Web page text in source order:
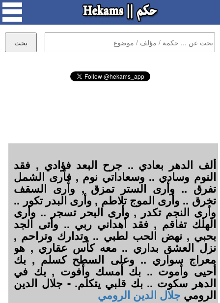
ألف الدهر بعادي .. جرح البعد فؤادي , فقد
النوم وسادي .. وسعاداتي نوم , فأرى الشمل
تفرق .. وأرى الستر تمزق , وأرى السقف
تخرق .. وأرى الموج تلاطم , وأرى البدر تكور ..
وأرى النجم تكدر , وأرى البحر تسجر .. وأرى
الهلك تفاقم , فقد أهداني ربي .. وأتى الجد
بحبي , نهض الحب لطبي .. وتدارك وتراحم ,
نزل العشق بداري .. معه كأس عقاري , هو
معراج سواري .. وعلى السطح كسلم , بك
أحيى وأموت .. بك أمسك وأفوت , بك في
الدهر سكوت .. بك قلبي يتكلم. - جلال الدين
الرومي جلال الدين الرومي